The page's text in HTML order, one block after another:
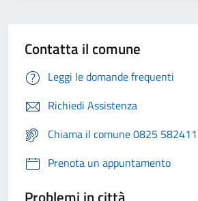
Contatta il comune
Leggi le domande frequenti
Richiedi Assistenza
Chiama il comune 0825 582411
Prenota un appuntamento